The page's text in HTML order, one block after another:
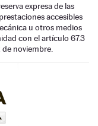
expresa de las
accesibles
u otros medios
con el artículo 67.3
noviembre.